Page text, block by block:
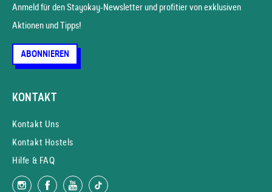
Anmeld für den Stayokay-News­letter und profitier von exklusiven
Aktionen und Tipps!
ABONNIEREN
KONTAKT
Kontakt Uns
Kontakt Hostels
Hilfe & FAQ